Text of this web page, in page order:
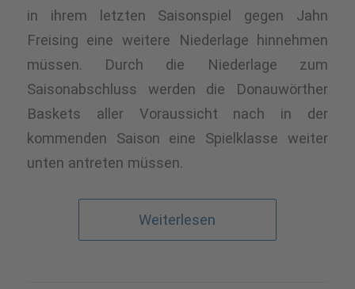
in ihrem letzten Saisonspiel gegen Jahn
Freising eine weitere Niederlage hinnehmen
müssen. Durch die Niederlage zum
Saisonabschluss werden die Donauwörther
Baskets aller Voraussicht nach in der
kommenden Saison eine Spielklasse weiter
unten antreten müssen.
Weiterlesen